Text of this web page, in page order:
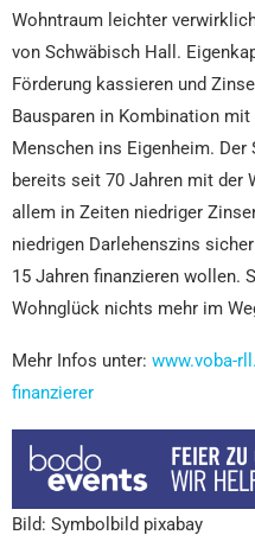
Wohntraum leichter
von Schwäbisch Hall.
Förderung kassieren und
Bausparen in Kombination
Menschen ins Eigenheim.
bereits seit 70 Jahren mit der
allem in Zeiten niedriger
niedrigen Darlehenszins
15 Jahren finanzieren wollen.
Wohnglück nichts mehr im
Mehr Infos unter: www.voba-
finanzierer
Bild: Symbolbild pixabay